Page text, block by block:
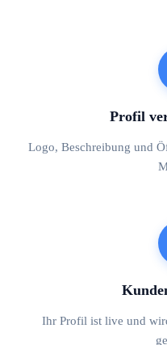
Profil
Logo, Beschreibung und
Ihr Profil ist live und